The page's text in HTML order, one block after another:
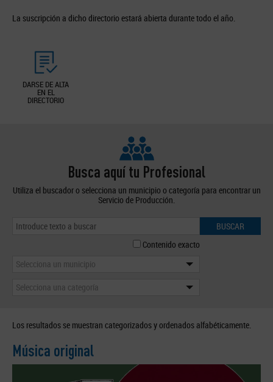
La suscripción a dicho directorio estará abierta durante todo el año.
DARSE DE ALTA
EN EL
DIRECTORIO
Busca aquí tu Profesional
Utiliza el buscador o selecciona un municipio o categoría para encontrar un
Servicio de Producción.
BUSCAR
Contenido exacto
Selecciona un municipio
Selecciona una categoría
Los resultados se muestran categorizados y ordenados alfabéticamente.
Música original